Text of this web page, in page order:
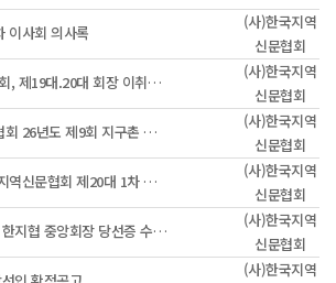
이사회 의사록
(사)한국지역
신문협회
26년도 정기총회, 제19대.20대 회장 이취임식 안내
(사)한국지역
신문협회
한국지역신문협회 26년도 제9회 지구촌 희망펜상 수상자
(사)한국지역
신문협회
사단법인 한국지역신문협회 제20대 1차 이사회 회의록
(사)한국지역
신문협회
이원주 제20대 한지협 중앙회장 당선증 수여식
(사)한국지역
신문협회
(사)한국지역